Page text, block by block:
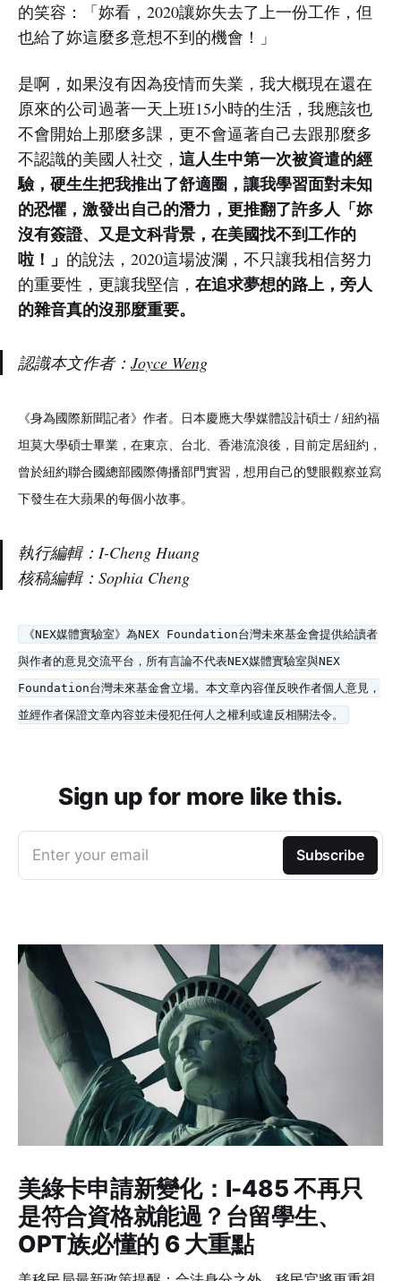
的笑容：「妳看，2020讓妳失去了上一份工作，但
也給了妳這麼多意想不到的機會！」
是啊，如果沒有因為疫情而失業，我大概現在還在
原來的公司過著一天上班15小時的生活，我應該也
不會開始上那麼多課，更不會逼著自己去跟那麼多
不認識的美國人社交， 這人生中第一次被資遣的經
驗，硬生生把我推出了舒適圈，讓我學習面對未知
的恐懼，激發出自己的潛力，更推翻了許多人「妳
沒有簽證、又是文科背景，在美國找不到工作的
啦！」 的說法，2020這場波瀾，不只讓我相信努力
的重要性，更讓我堅信， 在追求夢想的路上，旁人
的雜音真的沒那麼重要。
認識本文作者： Joyce Weng
《身為國際新聞記者》作者。日本慶應大學媒體設計碩士 / 紐約福
坦莫大學碩士畢業，在東京、台北、香港流浪後，目前定居紐約，
曾於紐約聯合國總部國際傳播部門實習，想用自己的雙眼觀察並寫
下發生在大蘋果的每個小故事。
執行編輯：I-Cheng Huang
核稿編輯：Sophia Cheng
《NEX媒體實驗室》為NEX Foundation台灣未來基金會提供給讀者
與作者的意見交流平台，所有言論不代表NEX媒體實驗室與NEX
Foundation台灣未來基金會立場。本文章內容僅反映作者個人意見，
並經作者保證文章內容並未侵犯任何人之權利或違反相關法令。
Sign up for more like this.
Enter your email Subscribe
美綠卡申請新變化：I-485 不再只
是符合資格就能過？台留學生、
OPT族必懂的 6 大重點